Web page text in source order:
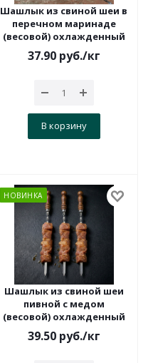
Шашлык из свиной шеи в
перечном маринаде
(весовой) охлажденный
37.90руб./кг
В корзину
НОВИНКА
Шашлык из свиной шеи
пивной с медом
(весовой) охлажденный
39.50руб./кг